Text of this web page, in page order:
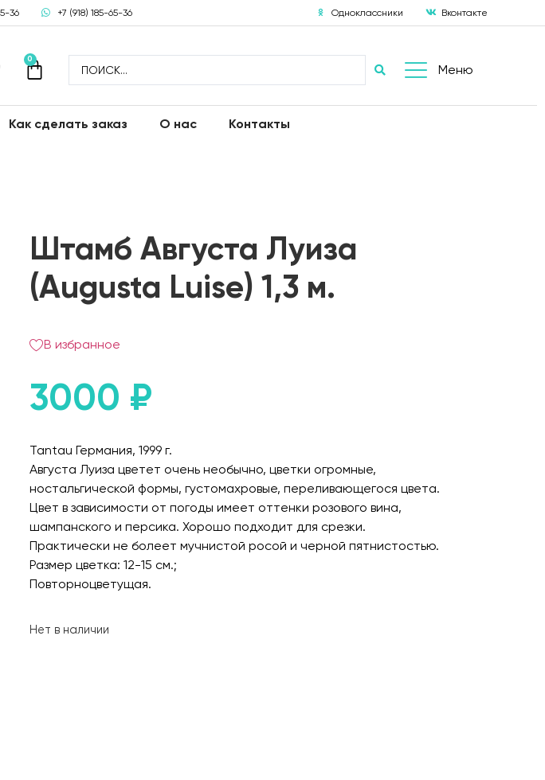
36 +7 (918) 185-65-36 Одноклассники Вконтакте
0
Меню
Как сделать заказ О нас Контакты
Штамб Августа Луиза
(Augusta Luise) 1,3 м.
В избранное
3000 ₽
Tantau Германия, 1999 г.
Августа Луиза цветет очень необычно, цветки огромные,
ностальгической формы, густомахровые, переливающегося цвета.
Цвет в зависимости от погоды имеет оттенки розового вина,
шампанского и персика. Хорошо подходит для срезки.
Практически не болеет мучнистой росой и черной пятнистостью.
Размер цветка: 12-15 см.;
Повторноцветущая.
Нет в наличии